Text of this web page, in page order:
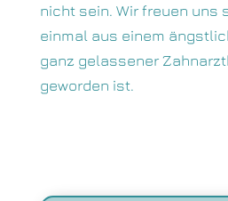
nicht sein. Wir freuen uns
einmal aus einem
ganz gelassener
geworden ist.